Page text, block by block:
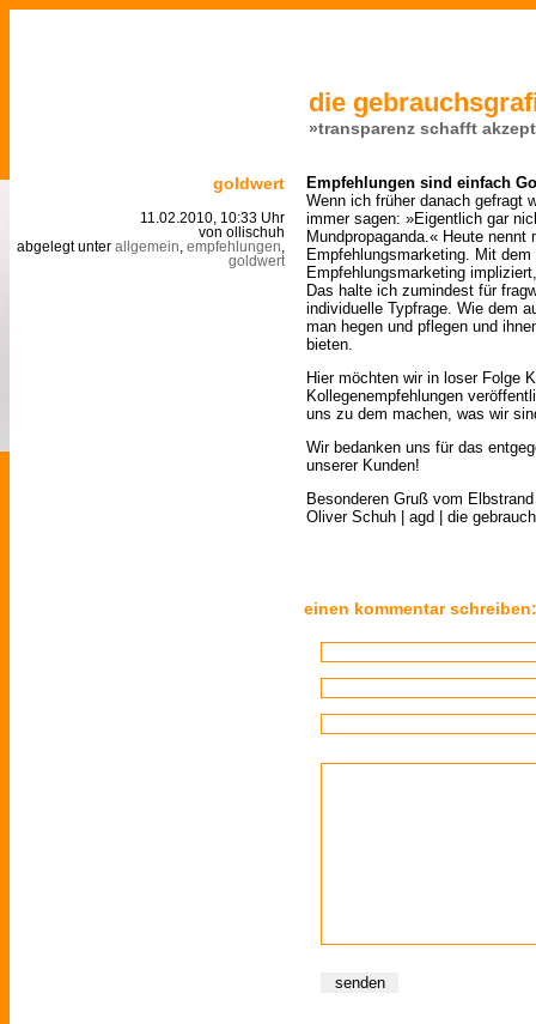
die
»transparenz schafft
goldwert
11.02.2010, 10:33 Uhr
von ollischuh
abgelegt unter allgemein empfehlungen
goldwert
Empfehlungen sind einfach
Wenn ich früher danach gefragt
immer sagen: »Eigentlich gar
Mundpropaganda.« Heute nennt
Empfehlungsmarketing. Mit
Empfehlungsmarketing
Das halte ich zumindest für
individuelle Typfrage. Wie dem
man hegen und pflegen und
bieten.
Hier möchten wir in loser Folge
Kollegenempfehlungen
uns zu dem machen, was wir
Wir bedanken uns für das
unserer Kunden!
Besonderen Gruß vom Elbstrand
Oliver Schuh | agd | die
einen kommentar schreiben: